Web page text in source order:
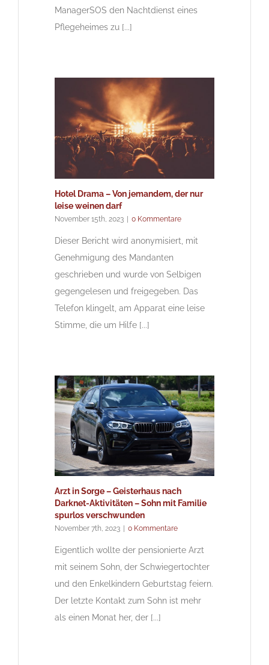
ManagerSOS den Nachtdienst eines
Pflegeheimes zu [...]
Hotel Drama – Von jemandem, der nur
leise weinen darf
November 15th, 2023 | 0 Kommentare
Dieser Bericht wird anonymisiert, mit
Genehmigung des Mandanten
geschrieben und wurde von Selbigen
gegengelesen und freigegeben. Das
Telefon klingelt, am Apparat eine leise
Stimme, die um Hilfe [...]
Arzt in Sorge – Geisterhaus nach
Darknet-Aktivitäten – Sohn mit Familie
spurlos verschwunden
November 7th, 2023 0 Kommentare
Eigentlich wollte der pensionierte Arzt
mit seinem Sohn, der Schwiegertochter
und den Enkelkindern Geburtstag feiern.
Der letzte Kontakt zum Sohn ist mehr
als einen Monat her, der [...]